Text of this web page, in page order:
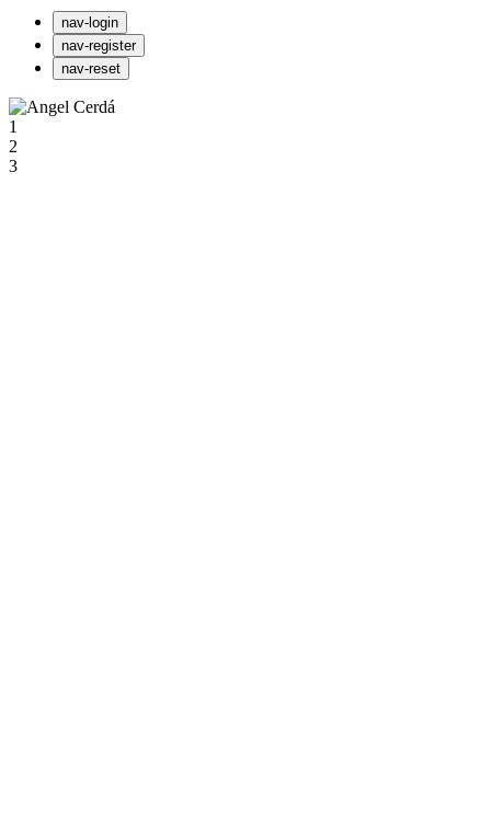
nav-login
nav-register
nav-reset
1
2
3